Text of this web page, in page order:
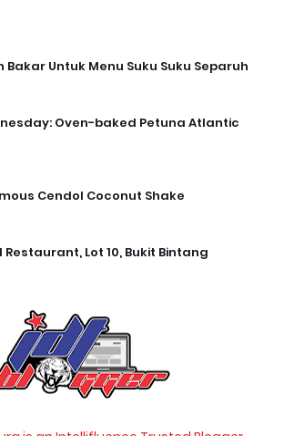
Untuk Menu Suku Suku Separuh
Oven-baked Petuna Atlantic
Cendol Coconut Shake
Restaurant, Lot 10, Bukit Bintang